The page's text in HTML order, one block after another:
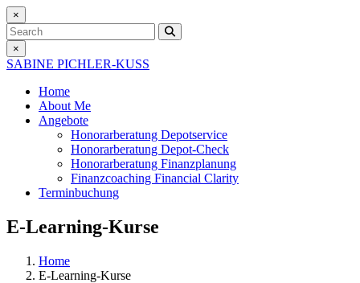
×
Search
×
SABINE PICHLER-KUSS
Home
About Me
Angebote
Honorarberatung Depotservice
Honorarberatung Depot-Check
Honorarberatung Finanzplanung
Finanzcoaching Financial Clarity
Terminbuchung
E-Learning-Kurse
Home
E-Learning-Kurse